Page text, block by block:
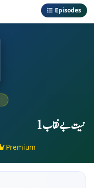
Episodes
نیت بےنقاب 1
Premium